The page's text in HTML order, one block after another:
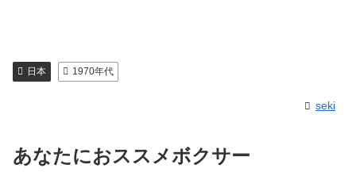
日本 1970年代
seki
あなたにおススメボクサー